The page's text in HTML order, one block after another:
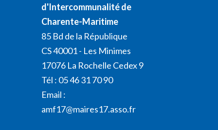
d'Intercommunalité de
Charente-Maritime
85 Bd de la République
CS 40001 - Les Minimes
17076 La Rochelle Cedex 9
Tél : 05 46 31 70 90
Email :
amf17@maires17.asso.fr